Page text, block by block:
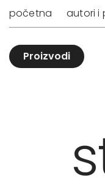
početna autori i
Proizvodi